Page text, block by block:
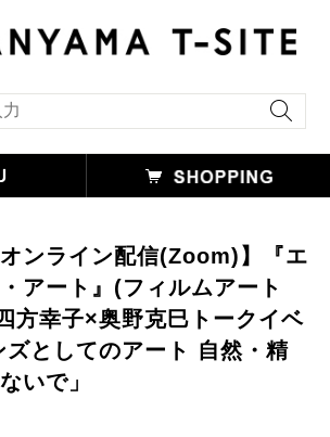
オンライン配信(Zoom)】『エ
アート』(フィルムアート
方幸子×奥野克巳トークイベ
ズとしてのアート 自然・精
いで」